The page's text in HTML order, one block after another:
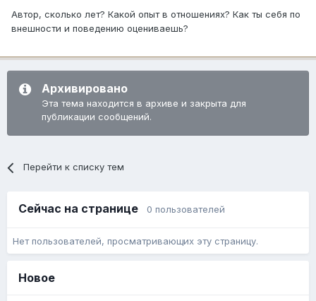
Автор, сколько лет? Какой опыт в отношениях? Как ты себя по
внешности и поведению оцениваешь?
Архивировано
Эта тема находится в архиве и закрыта для
публикации сообщений.
Перейти к списку тем
Сейчас на странице 0 пользователей
Нет пользователей, просматривающих эту страницу.
Новое